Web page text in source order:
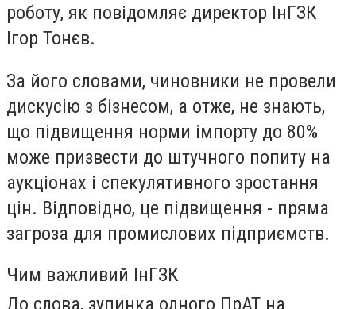
роботу, як повідомляє директор ІнГЗК
Ігор Тонєв.
За його словами, чиновники не провели
дискусію з бізнесом, а отже, не знають,
що підвищення норми імпорту до 80%
може призвести до штучного попиту на
аукціонах і спекулятивного зростання
цін. Відповідно, це підвищення - пряма
загроза для промислових підприємств.
Чим важливий ІнГЗК
До слова, зупинка одного ПрАТ на